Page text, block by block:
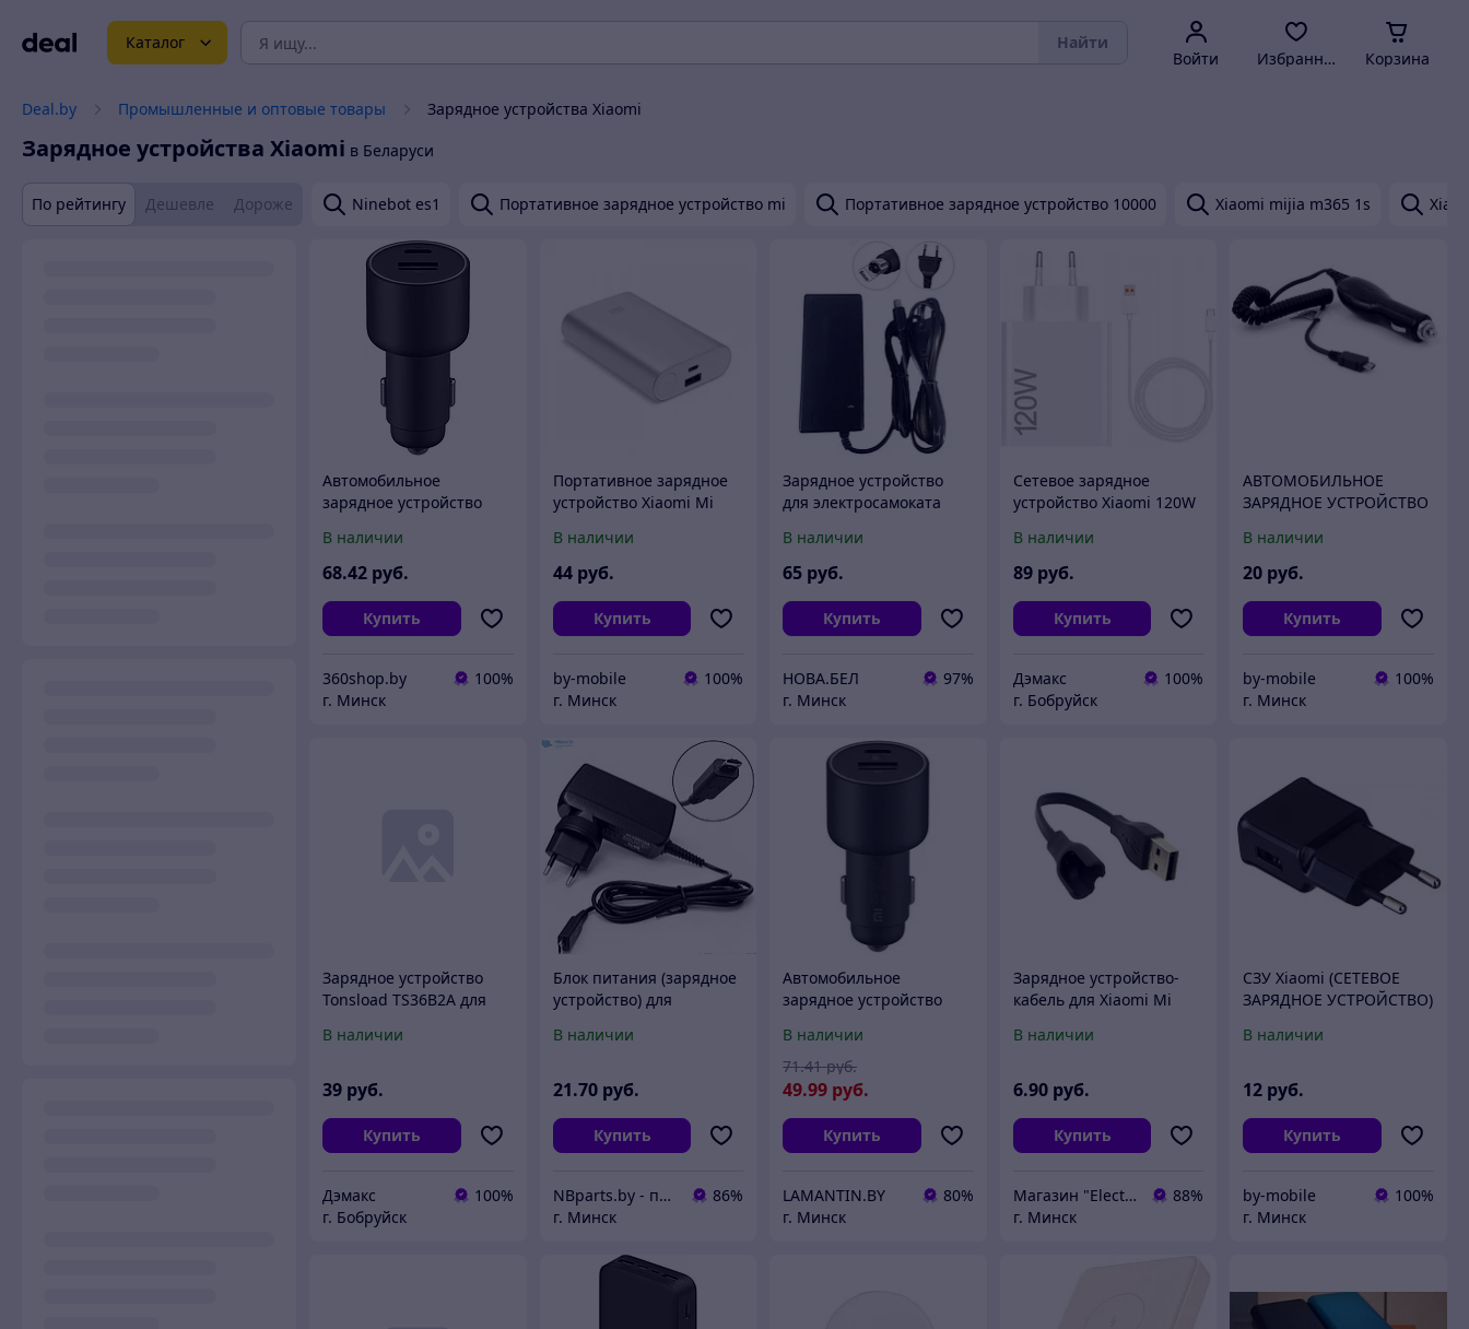
Каталог Найти
Войти Избранное Корзина
Deal.by Промышленные и оптовые товары Зарядное устройства Xiaomi
Зарядное устройства Xiaomi в Беларуси
По рейтингу Дешевле Дороже Ninebot es1 Портативное зарядное устройство mi Портативное зарядное устройство 10000 Xiaomi mijia m365 1s
Автомобильное
зарядное устройство
43W 1A1C (MDY-16-EQ)
В наличии
68.42 руб.
Купить
360shop.by
100%
г. Минск
Портативное зарядное
устройство Xiaomi Mi
(NDY-02-AN)
В наличии
44 руб.
Купить
by-mobile
100%
г. Минск
Зарядное устройство
для электросамоката
1s
В наличии
65 руб.
Купить
НОВА.БЕЛ
97%
г. Минск
Сетевое зарядное
устройство Xiaomi 120W
+ кабель Type-C, Белое
В наличии
89 руб.
Купить
Дэмакс
100%
г. Бобруйск
АВТОМОБИЛЬНОЕ
ЗАРЯДНОЕ УСТРОЙСТВО
В наличии
20 руб.
Купить
by-mobile
100%
г. Минск
Зарядное устройство
Tonsload TS36В2A для
аккумуляторов (42В 2А)
В наличии
39 руб.
Купить
Дэмакс
100%
г. Бобруйск
Блок питания (зарядное
устройство) для
12V 1.5A, , MDY-03-AF,
В наличии
21.70 руб.
Купить
NBparts.by - продажа запчастей для ноутбуков и мобильных устройств
86%
г. Минск
Автомобильное
зарядное устройство
Charger 1A1C MDY-16-EQ
В наличии
49.99 руб.
71.41 руб.
Купить
LAMANTIN.BY
80%
г. Минск
Зарядное устройство-
кабель для Xiaomi Mi
В наличии
6.90 руб.
Купить
Магазин "Electromix"
88%
г. Минск
СЗУ Xiaomi (СЕТЕВОЕ
ЗАРЯДНОЕ УСТРОЙСТВО)
В наличии
12 руб.
Купить
by-mobile
100%
г. Минск